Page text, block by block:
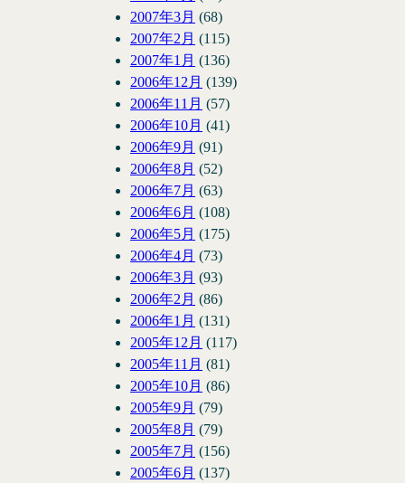
2007年3月 (68)
2007年2月 (115)
2007年1月 (136)
2006年12月 (139)
2006年11月 (57)
2006年10月 (41)
2006年9月 (91)
2006年8月 (52)
2006年7月 (63)
2006年6月 (108)
2006年5月 (175)
2006年4月 (73)
2006年3月 (93)
2006年2月 (86)
2006年1月 (131)
2005年12月 (117)
2005年11月 (81)
2005年10月 (86)
2005年9月 (79)
2005年8月 (79)
2005年7月 (156)
2005年6月 (137)